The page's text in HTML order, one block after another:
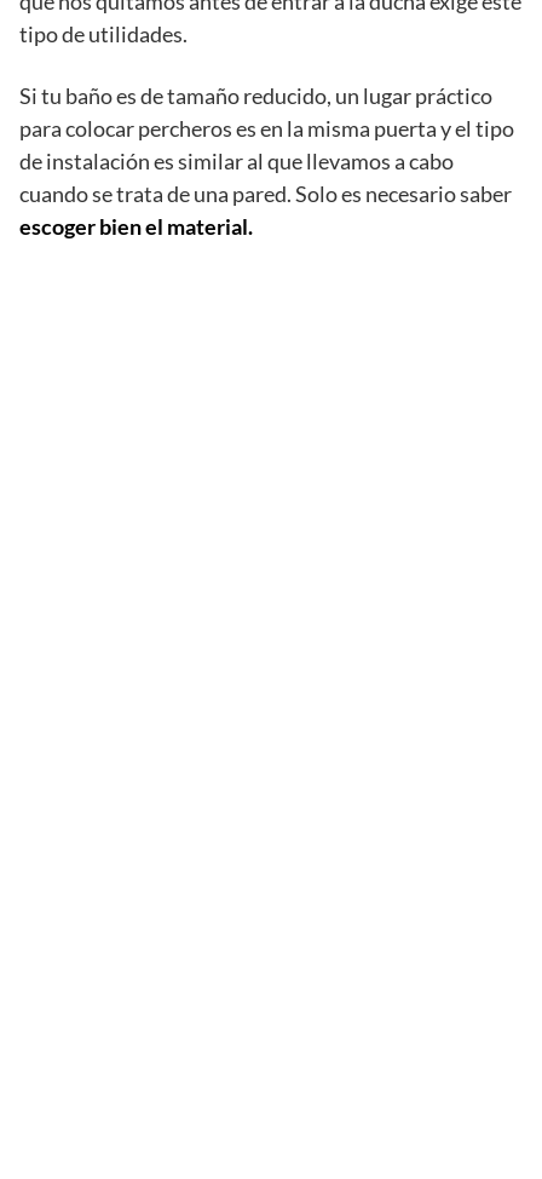
tipo de utilidades.
Si tu baño es de tamaño reducido, un lugar práctico
para colocar percheros es en la misma puerta y el tipo
de instalación es similar al que llevamos a cabo
cuando se trata de una pared. Solo es necesario saber
escoger bien el material.